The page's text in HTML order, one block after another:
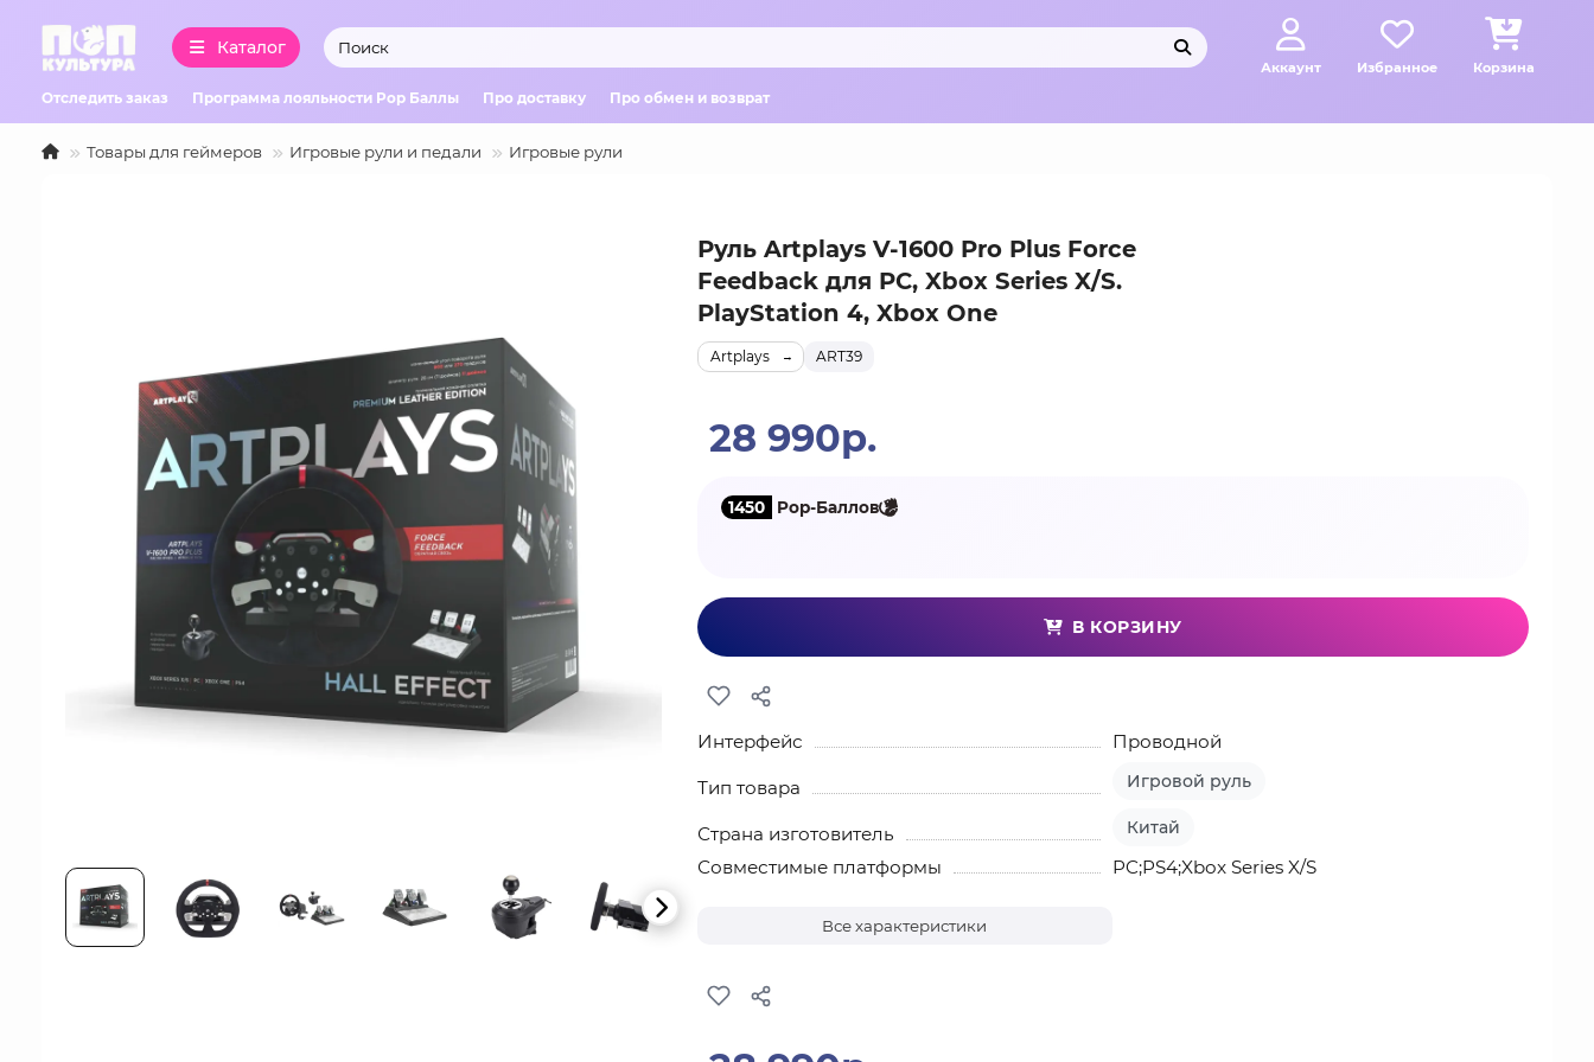
Каталог
Аккаунт Избранное Корзина
Отследить заказ Программа лояльности Pop Баллы Про доставку Про обмен и возврат
Товары для геймеров Игровые рули и педали Игровые рули
Руль Artplays V-1600 Pro Plus Force
Feedback для PC, Xbox Series X/S.
PlayStation 4, Xbox One
ART39
Artplays
28 990р.
1450 Pop-Баллов
В КОРЗИНУ
Интерфейс Проводной
Тип товара Игровой руль
Страна изготовитель Китай
Совместимые платформы PC;PS4;Xbox Series X/S
Все характеристики